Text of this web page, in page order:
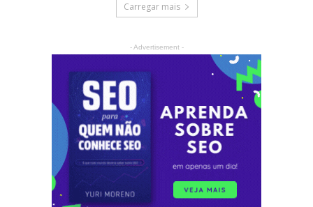
Carregar mais
- Advertisement -